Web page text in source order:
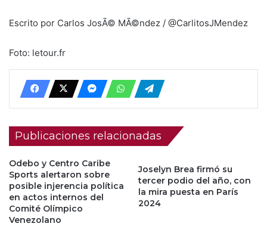
Escrito por Carlos JosÃ© MÃ©ndez / @CarlitosJMendez
Foto: letour.fr
Publicaciones relacionadas
Odebo y Centro Caribe
Sports alertaron sobre
posible injerencia política
en actos internos del
Comité Olímpico
Venezolano
Joselyn Brea firmó su
tercer podio del año, con
la mira puesta en París
2024